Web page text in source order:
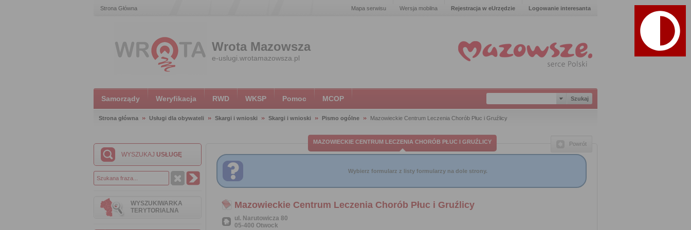
Strona Główna Mapa serwisu Wersja mobilna Rejestracja w eUrzędzie Logowanie interesanta
Wrota Mazowsza
e-uslugi.wrotamazowsza.pl
Samorządy Weryfikacja RWD WKSP Pomoc MCOP
Strona główna Usługi dla obywateli Skargi i wnioski Skargi i wnioski Pismo ogólne Mazowieckie Centrum Leczenia Chorób Płuc i Gruźlicy
WYSZUKAJ USŁUGĘ
WYSZUKIWARKA
TERYTORIALNA
MAZOWIECKIE CENTRUM LECZENIA CHORÓB PŁUC I GRUŹLICY Powrót
Wybierz formularz z listy formularzy na dole strony.
Mazowieckie Centrum Leczenia Chorób Płuc i Gruźlicy
ul. Narutowicza 80
05-400 Otwock